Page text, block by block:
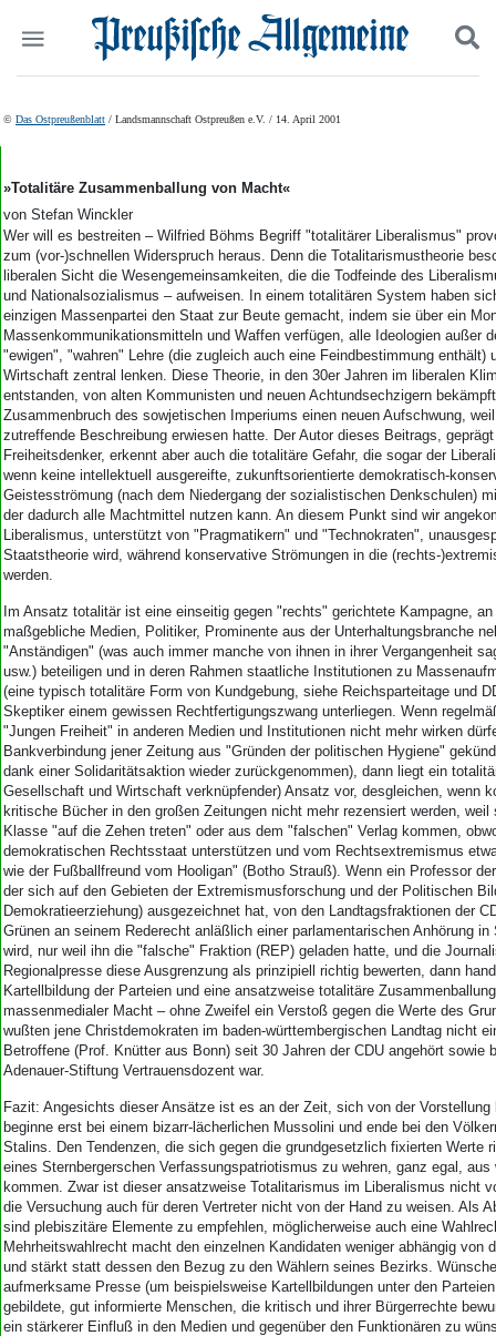
Start
Wer wir sind
Aktuelle Ausgabe
Abonnenten-Login
Abonnent werden
Mediadaten
Politik
Panorama
Leben
Geschichte
Ostpreußen
Pommern
Berlin-Brandenburg
Schlesien
Danzig und Westpreußen
Bücher
Kontakt
Impressum
Datenschutz
Suchen und finden
© Das Ostpreußenblatt / Landsmannschaft Ostpreußen e.V. / 14. April 2001
»Totalitäre Zusammenballung von Macht«
von Stefan Winckler
Wer will es bestreiten – Wilfried Böhms Begriff "totalitärer Liberalismus"
zum (vor-)schnellen Widerspruch heraus. Denn die Totalitarismustheorie
liberalen Sicht die Wesengemeinsamkeiten, die die Todfeinde des
und Nationalsozialismus – aufweisen. In einem totalitären System haben
einzigen Massenpartei den Staat zur Beute gemacht, indem sie über ein
Massenkommunikationsmitteln und Waffen verfügen, alle Ideologien außer
"ewigen", "wahren" Lehre (die zugleich auch eine Feindbestimmung enthält)
Wirtschaft zentral lenken. Diese Theorie, in den 30er Jahren im liberalen
entstanden, von alten Kommunisten und neuen Achtundsechzigern
Zusammenbruch des sowjetischen Imperiums einen neuen Aufschwung,
zutreffende Beschreibung erwiesen hatte. Der Autor dieses Beitrags,
Freiheitsdenker, erkennt aber auch die totalitäre Gefahr, die sogar der
wenn keine intellektuell ausgereifte, zukunftsorientierte demokratisch-
Geistesströmung (nach dem Niedergang der sozialistischen Denkschulen)
der dadurch alle Machtmittel nutzen kann. An diesem Punkt sind wir
Liberalismus, unterstützt von "Pragmatikern" und "Technokraten",
Staatstheorie wird, während konservative Strömungen in die (rechts-
werden.
Im Ansatz totalitär ist eine einseitig gegen "rechts" gerichtete Kampagne,
maßgebliche Medien, Politiker, Prominente aus der Unterhaltungsbranche
"Anständigen" (was auch immer manche von ihnen in ihrer Vergangenheit
usw.) beteiligen und in deren Rahmen staatliche Institutionen zu
(eine typisch totalitäre Form von Kundgebung, siehe Reichsparteitage und
Skeptiker einem gewissen Rechtfertigungszwang unterliegen. Wenn
"Jungen Freiheit" in anderen Medien und Institutionen nicht mehr wirken
Bankverbindung jener Zeitung aus "Gründen der politischen Hygiene"
dank einer Solidaritätsaktion wieder zurückgenommen), dann liegt ein
Gesellschaft und Wirtschaft verknüpfender) Ansatz vor, desgleichen, wenn
kritische Bücher in den großen Zeitungen nicht mehr rezensiert werden, weil
Klasse "auf die Zehen treten" oder aus dem "falschen" Verlag kommen,
demokratischen Rechtsstaat unterstützen und vom Rechtsextremismus
wie der Fußballfreund vom Hooligan" (Botho Strauß). Wenn ein Professor
der sich auf den Gebieten der Extremismusforschung und der Politischen
Demokratieerziehung) ausgezeichnet hat, von den Landtagsfraktionen der
Grünen an seinem Rederecht anläßlich einer parlamentarischen Anhörung in
wird, nur weil ihn die "falsche" Fraktion (REP) geladen hatte, und die
Regionalpresse diese Ausgrenzung als prinzipiell richtig bewerten, dann
Kartellbildung der Parteien und eine ansatzweise totalitäre
massenmedialer Macht – ohne Zweifel ein Verstoß gegen die Werte des
wußten jene Christdemokraten im baden-württembergischen Landtag nicht
Betroffene (Prof. Knütter aus Bonn) seit 30 Jahren der CDU angehört sowie
Adenauer-Stiftung Vertrauensdozent war.
Fazit: Angesichts dieser Ansätze ist es an der Zeit, sich von der
beginne erst bei einem bizarr-lächerlichen Mussolini und ende bei den
Stalins. Den Tendenzen, die sich gegen die grundgesetzlich fixierten Werte
eines Sternbergerschen Verfassungspatriotismus zu wehren, ganz egal,
kommen. Zwar ist dieser ansatzweise Totalitarismus im Liberalismus nicht
die Versuchung auch für deren Vertreter nicht von der Hand zu weisen. Als
sind plebiszitäre Elemente zu empfehlen, möglicherweise auch eine
Mehrheitswahlrecht macht den einzelnen Kandidaten weniger abhängig von
und stärkt statt dessen den Bezug zu den Wählern seines Bezirks.
aufmerksame Presse (um beispielsweise Kartellbildungen unter den
gebildete, gut informierte Menschen, die kritisch und ihrer Bürgerrechte
ein stärkerer Einfluß in den Medien und gegenüber den Funktionären zu